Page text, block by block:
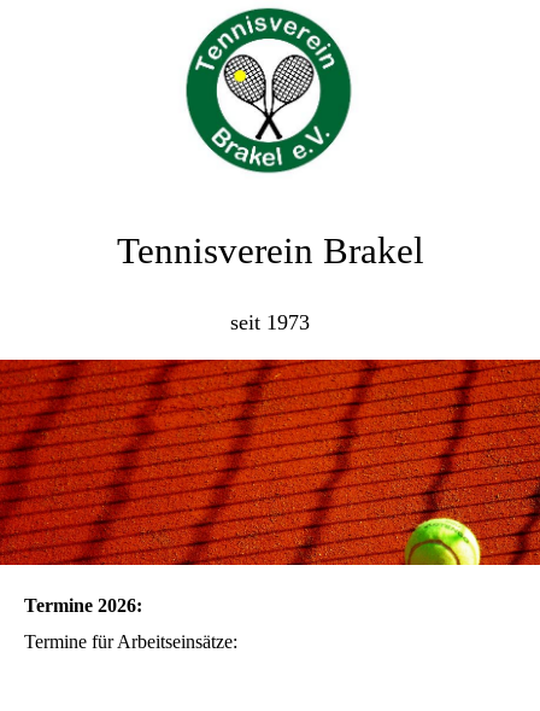
Tennisverein Brakel
seit 1973
Termine 2026:
Termine für Arbeitseinsätze: